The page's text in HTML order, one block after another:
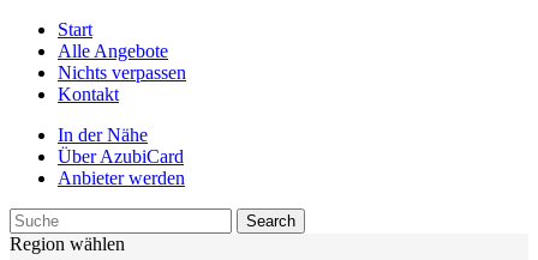
Start
Alle Angebote
Nichts verpassen
Kontakt
In der Nähe
Über AzubiCard
Anbieter werden
Region wählen